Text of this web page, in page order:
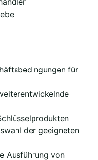
für
der geeigneten
Ausführung von